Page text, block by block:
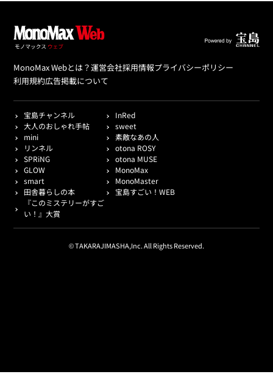
MonoMax Webとは？運営会社採用情報プライバシーポリシー
利用規約広告掲載について
宝島チャンネル
InRed
大人のおしゃれ手帖
sweet
mini
素敵なあの人
リンネル
otona ROSY
SPRiNG
otona MUSE
GLOW
MonoMax
smart
MonoMaster
田舎暮らしの本
宝島すごい！WEB
『このミステリーがすご
い！』大賞
© TAKARAJIMASHA,Inc. All Rights Reserved.